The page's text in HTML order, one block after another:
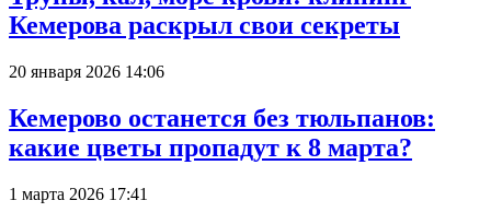
Кемерова раскрыл свои секреты
20 января 2026 14:06
Кемерово останется без тюльпанов:
какие цветы пропадут к 8 марта?
1 марта 2026 17:41